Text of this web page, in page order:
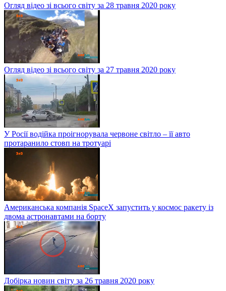
Огляд відео зі всього світу за 28 травня 2020 року
Огляд відео зі всього світу за 27 травня 2020 року
У Росії водійка проігнорувала червоне світло – її авто
протаранило стовп на тротуарі
Американська компанія SpaceX запустить у космос ракету із
двома астронавтами на борту
Добірка новин світу за 26 травня 2020 року